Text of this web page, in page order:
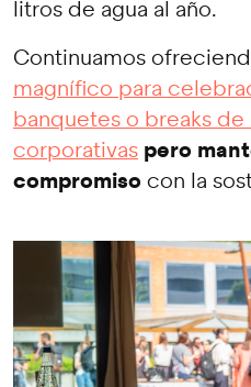
litros de agua al año.
Continuamos
magnífico para
banquetes o breaks de
corporativas pero
compromiso con la